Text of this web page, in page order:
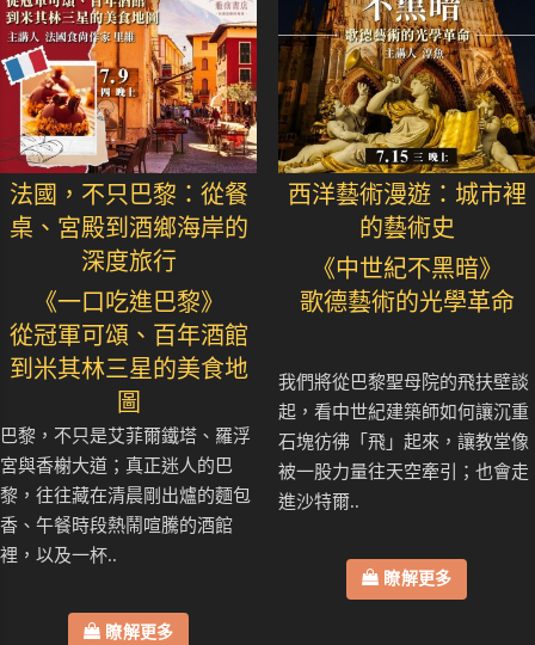
法國，不只巴黎：從餐
桌、宮殿到酒鄉海岸的
深度旅行
《一口吃進巴黎》
從冠軍可頌、百年酒館
到米其林三星的美食地
圖
巴黎，不只是艾菲爾鐵塔、羅浮
宮與香榭大道；真正迷人的巴
黎，往往藏在清晨剛出爐的麵包
香、午餐時段熱鬧喧騰的酒館
裡，以及一杯..
瞭解更多
西洋藝術漫遊：城市裡
的藝術史
《中世紀不黑暗》
歌德藝術的光學革命
我們將從巴黎聖母院的飛扶壁談
起，看中世紀建築師如何讓沉重
石塊彷彿「飛」起來，讓教堂像
被一股力量往天空牽引；也會走
進沙特爾..
瞭解更多